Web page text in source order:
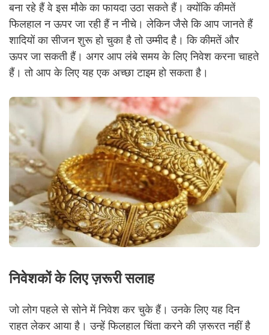
बना रहे हैं वे इस मौके का फायदा उठा सकते हैं। क्योंकि कीमतें
फिलहाल न ऊपर जा रही हैं न नीचे। लेकिन जैसे कि आप जानते हैं
शादियों का सीजन शुरू हो चुका है तो उम्मीद है। कि कीमतें और
ऊपर जा सकती हैं। अगर आप लंबे समय के लिए निवेश करना चाहते
हैं। तो आप के लिए यह एक अच्छा टाइम हो सकता है।
निवेशकों के लिए ज़रूरी सलाह
जो लोग पहले से सोने में निवेश कर चुके हैं। उनके लिए यह दिन
राहत लेकर आया है। उन्हें फिलहाल चिंता करने की ज़रूरत नहीं है